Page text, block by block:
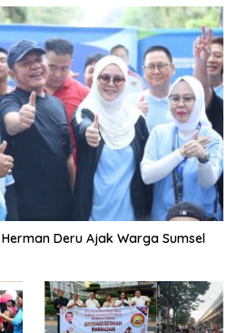
Deru Ajak Warga Sumsel